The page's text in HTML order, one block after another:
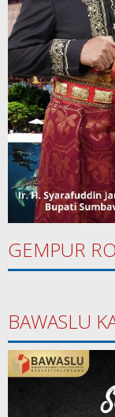
GEMPUR
BAWASLU